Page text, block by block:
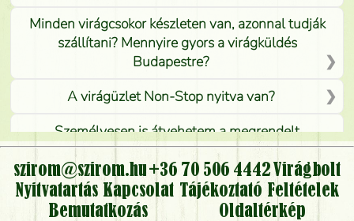
Minden virágcsokor készleten van, azonnal tudják
szállítani? Mennyire gyors a virágküldés
Budapestre?
A virágüzlet Non-Stop nyitva van?
Személyesen is átvehetem a megrendelt
virágcsokrot, vagy csak virágküldéssel, kiszállítással
kérhető?
Vidékre is lehet rendelni?
szirom@szirom.hu+36 70 506 4442Virágbolt
Nyitvatartás Kapcsolat Tájékoztató Feltételek
Bemutatkozás
Oldaltérkép